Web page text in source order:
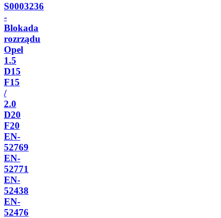
S0003236
-
Blokada
rozrządu
Opel
1.5
D15
F15
/
2.0
D20
F20
EN-
52769
EN-
52771
EN-
52438
EN-
52476